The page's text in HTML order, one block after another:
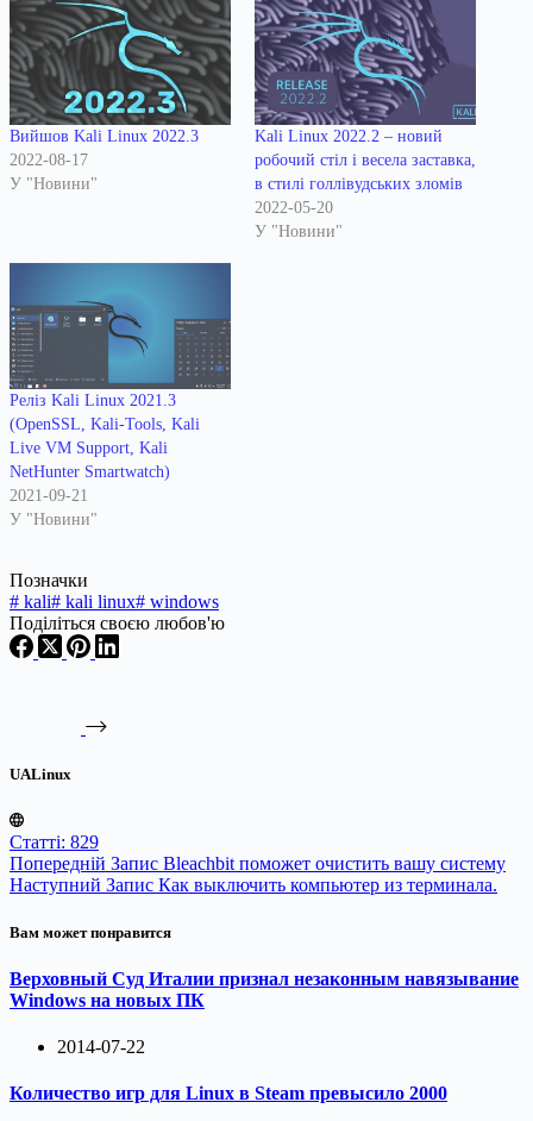
Вийшов Kali Linux 2022.3
2022-08-17
У "Новини"
Kali Linux 2022.2 – новий
робочий стіл і весела заставка,
в стилі голлівудських зломів
2022-05-20
У "Новини"
Реліз Kali Linux 2021.3
(OpenSSL, Kali-Tools, Kali
Live VM Support, Kali
NetHunter Smartwatch)
2021-09-21
У "Новини"
Позначки
# kali# kali linux# windows
Поділіться своєю любов'ю
UALinux
Статті: 829
Попередній Запис Bleachbit поможет очистить вашу систему
Наступний Запис Как выключить компьютер из терминала.
Вам может понравится
Верховный Суд Италии признал незаконным навязывание
Windows на новых ПК
2014-07-22
Количество игр для Linux в Steam превысило 2000